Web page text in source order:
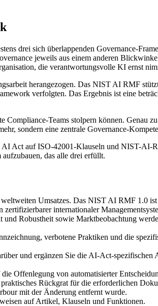
drei sich überlappenden Governance-
jeweils aus einem anderen
die verantwortungsvolle KI ernst
herangezogen. Das NIST AI RMF
verfolgten. Das Ergebnis ist eine
Compliance-Teams stolpern können. Genau
sondern eine zentrale Governance-
Act auf ISO-42001-Klauseln und NIST-AI-
das alle drei erfüllt.
Umsatzes. Das NIST AI RMF 1.0
internationaler
Robustheit sowie Marktbeobachtung
verbotene Praktiken und die
und ergänzen Sie die AI-Act-spezifischen
Offenlegung von automatisierter
Rückgrat für die erforderlichen
mit der Änderung entfernt wurde.
auf Artikel, Klauseln und Funktionen.